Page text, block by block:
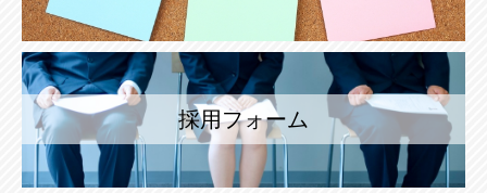
採用フォーム